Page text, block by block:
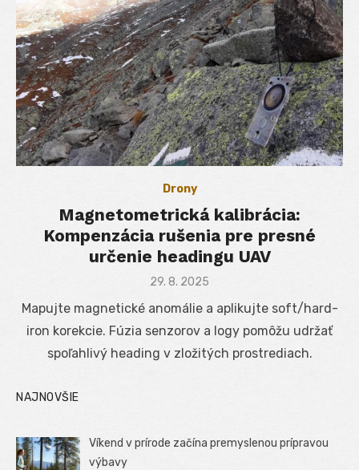
Drony
Magnetometrická kalibrácia:
Kompenzácia rušenia pre presné
určenie headingu UAV
Posted
29. 8. 2025
Mapujte magnetické anomálie a aplikujte soft/hard-
iron korekcie. Fúzia senzorov a logy pomôžu udržať
spoľahlivý heading v zložitých prostrediach.
NAJNOVŠIE
Víkend v prírode začína premyslenou prípravou
výbavy